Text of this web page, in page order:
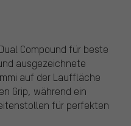
Compound für beste
ausgezeichnete
auf der Lauffläche
Grip, während ein
für perfekten